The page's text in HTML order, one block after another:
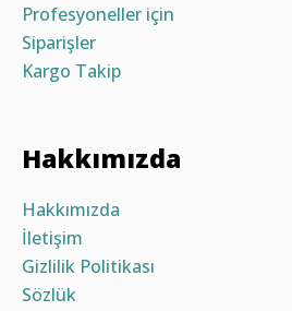
Profesyoneller için
Siparişler
Kargo Takip
Hakkımızda
Hakkımızda
İletişim
Gizlilik Politikası
Sözlük